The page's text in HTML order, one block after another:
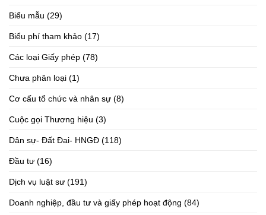
Biểu mẫu (29)
Biểu phí tham khảo (17)
Các loại Giấy phép (78)
Chưa phân loại (1)
Cơ cấu tổ chức và nhân sự (8)
Cuộc gọi Thương hiệu (3)
Dân sự- Đất Đai- HNGĐ (118)
Đầu tư (16)
Dịch vụ luật sư (191)
Doanh nghiệp, đầu tư và giấy phép hoạt động (84)